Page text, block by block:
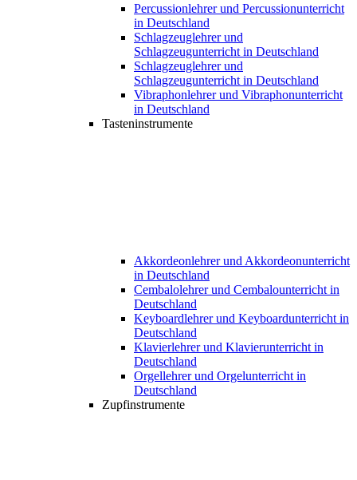
Percussionlehrer und Percussionunterricht
in Deutschland
Schlagzeuglehrer und
Schlagzeugunterricht in Deutschland
Schlagzeuglehrer und
Schlagzeugunterricht in Deutschland
Vibraphonlehrer und Vibraphonunterricht
in Deutschland
Tasteninstrumente
Akkordeonlehrer und Akkordeonunterricht
in Deutschland
Cembalolehrer und Cembalounterricht in
Deutschland
Keyboardlehrer und Keyboardunterricht in
Deutschland
Klavierlehrer und Klavierunterricht in
Deutschland
Orgellehrer und Orgelunterricht in
Deutschland
Zupfinstrumente